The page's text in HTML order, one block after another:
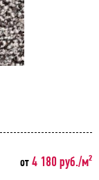
от4 180 руб./м²